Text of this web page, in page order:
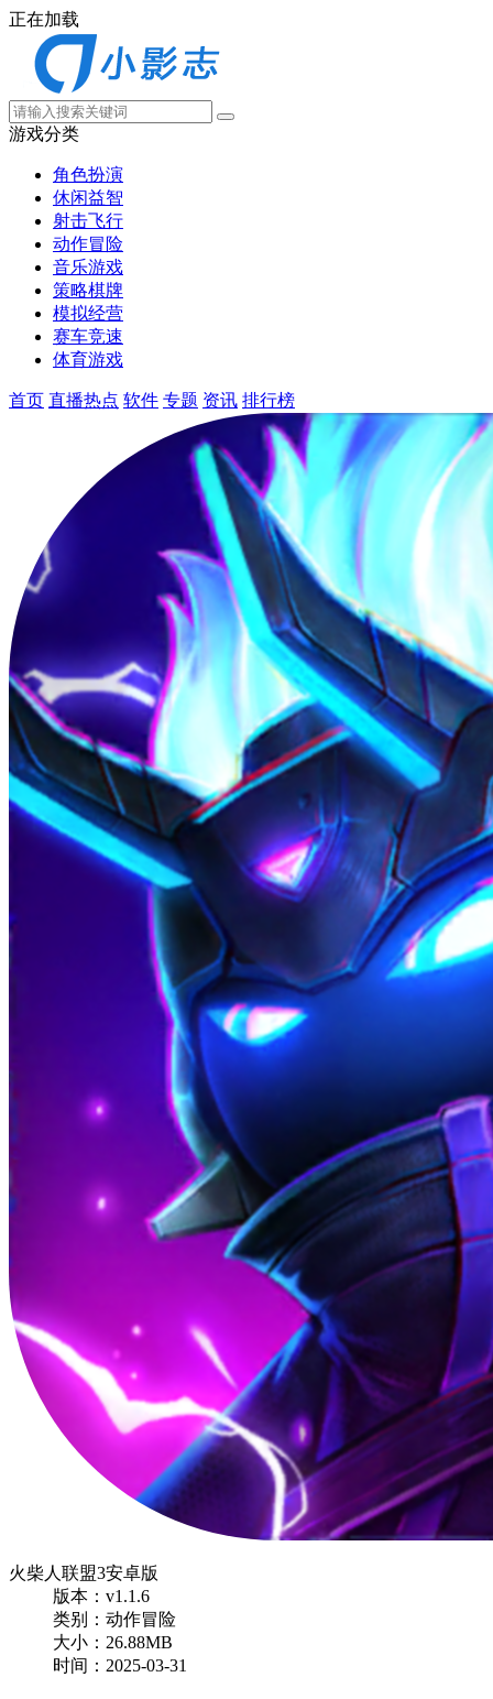
正在加载
游戏分类
角色扮演
休闲益智
射击飞行
动作冒险
音乐游戏
策略棋牌
模拟经营
赛车竞速
体育游戏
首页 直播热点 软件 专题 资讯 排行榜
火柴人联盟3安卓版
版本：v1.1.6
类别：动作冒险
大小：26.88MB
时间：2025-03-31